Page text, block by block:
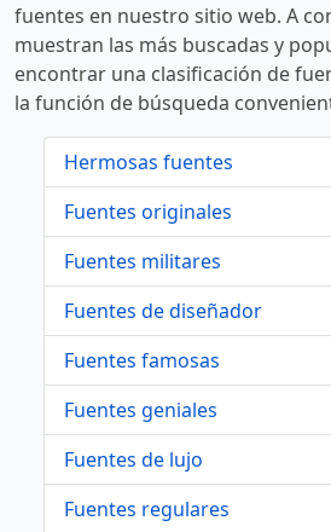
fuentes en nuestro sitio web. A
muestran las más buscadas y
encontrar una clasificación de
la función de búsqueda
Hermosas fuentes
Fuentes originales
Fuentes militares
Fuentes de diseñador
Fuentes famosas
Fuentes geniales
Fuentes de lujo
Fuentes regulares